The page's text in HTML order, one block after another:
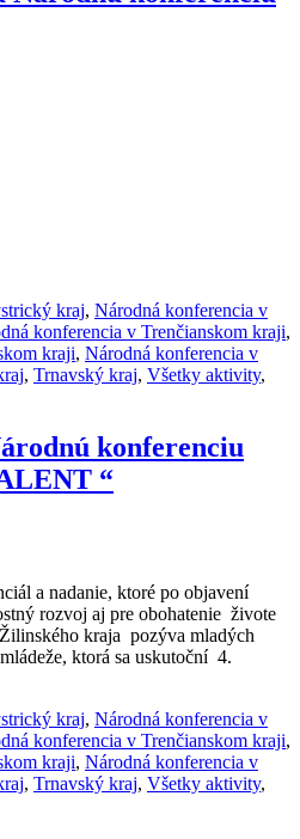
kraj, Národná konferencia v
konferencia v Trenčianskom kraji,
kraji, Národná konferencia v
, Trnavský kraj, Všetky aktivity,
konferenciu
“
a nadanie, ktoré po objavení
rozvoj aj pre obohatenie živote
kraja pozýva mladých
ktorá sa uskutoční 4.
kraj, Národná konferencia v
konferencia v Trenčianskom kraji,
kraji, Národná konferencia v
, Trnavský kraj, Všetky aktivity,